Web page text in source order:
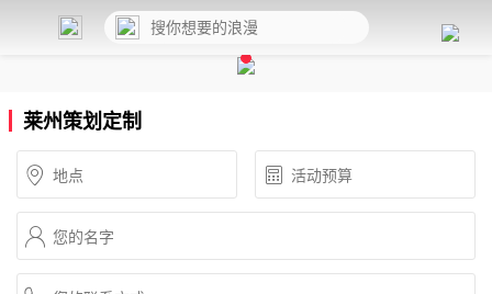
莱州策划定制